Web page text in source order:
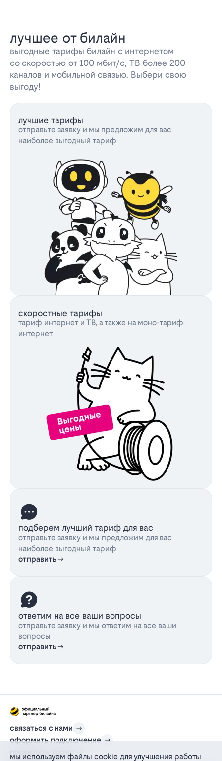
лучшее от билайн
выгодные тарифы билайн с интернетом
со скоростью от 100 мбит/с, ТВ более 200
каналов и мобильной связью. Выбери свою
выгоду!
лучшие тарифы
отправьте заявку и мы предложим для вас
наиболее выгодный тариф
скоростные тарифы
тариф интернет и ТВ, а также на моно-тариф
интернет
подберем лучший тариф для вас
отправьте заявку и мы предложим для вас
наиболее выгодный тариф
отправить
ответим на все ваши вопросы
отправьте заявку и мы ответим на все ваши
вопросы
отправить
связаться с нами
оформить подключение
проверить адрес
мы используем файлы cookie для улучшения работы